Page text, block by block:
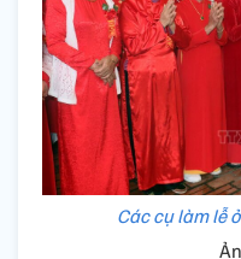
Các cụ làm lễ